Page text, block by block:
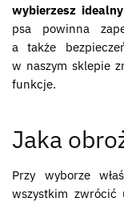
wybierzesz
psa powinna
a także
w naszym sklepie
funkcje.
Jaka
Przy wyborze
wszystkim